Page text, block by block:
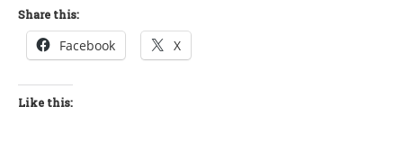
Share this:
Facebook X
Like this: